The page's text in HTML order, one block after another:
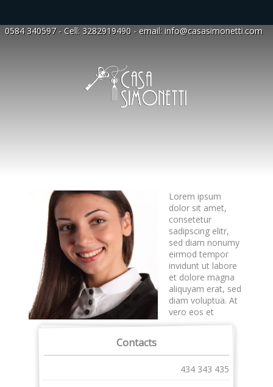
0584 340597- Cell: 3282919490- email: info@casasimonetti.com
Contacts
434 343 435
Lorem ipsum
dolor sit amet,
consetetur
sadipscing elitr,
sed diam nonumy
eirmod tempor
invidunt ut labore
et dolore magna
aliquyam erat, sed
diam voluptua. At
vero eos et